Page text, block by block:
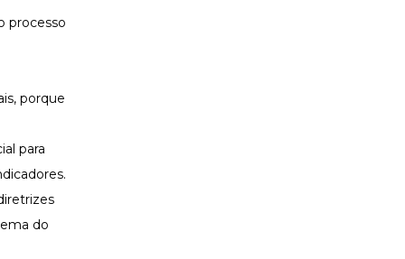
processo
porque
para
do